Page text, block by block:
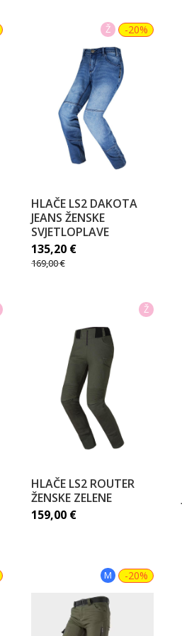
Ž -20%
HLAČE LS2 DAKOTA
JEANS ŽENSKE
SVJETLOPLAVE
135,20 €
169,00€
Ž
HLAČE LS2 ROUTER
ŽENSKE ZELENE
159,00 €
M -20%